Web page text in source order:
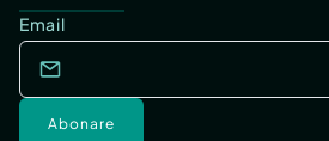
Email
Abonare